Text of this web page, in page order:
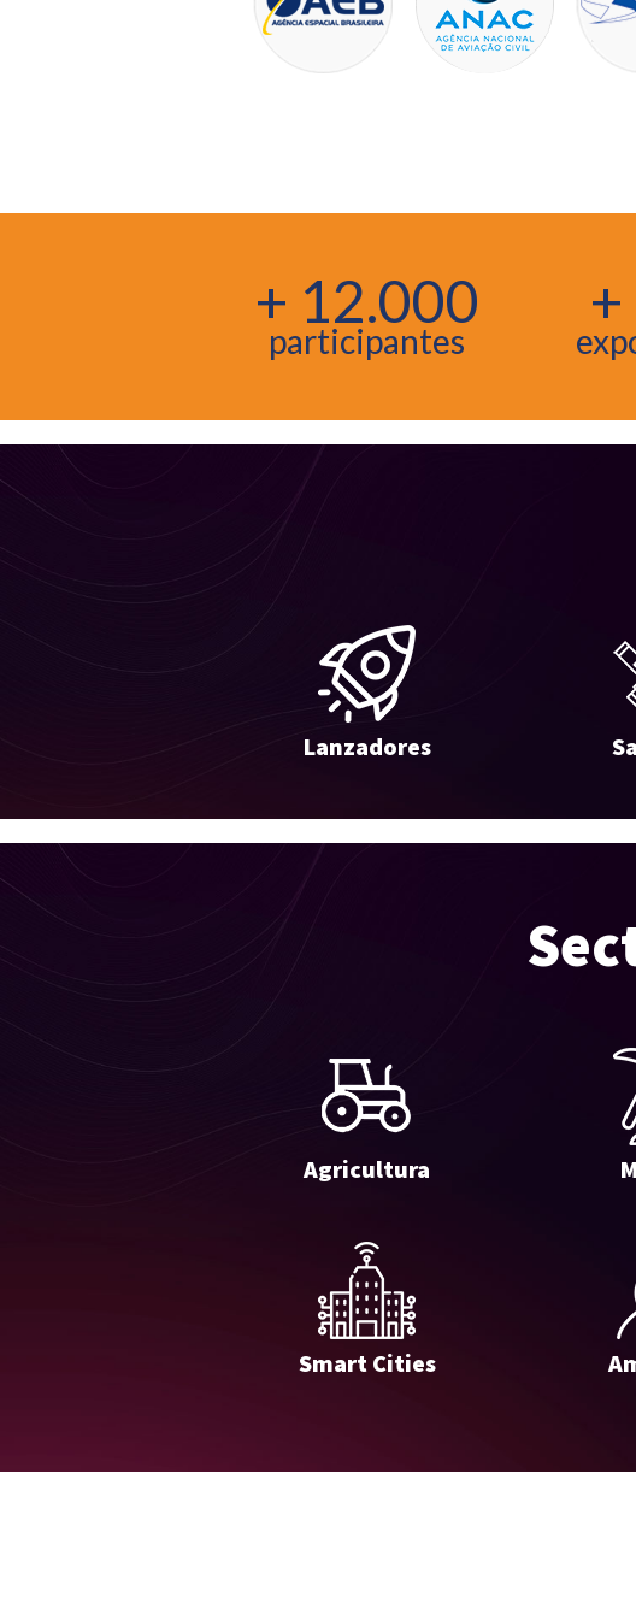
+ 12.000
participantes
Lanzadores
Agricultura
Smart Cities